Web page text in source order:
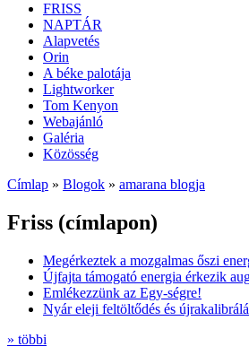
FRISS
NAPTÁR
Alapvetés
Orin
A béke palotája
Lightworker
Tom Kenyon
Webajánló
Galéria
Közösség
Címlap » Blogok » amarana blogja
Friss (címlapon)
Megérkeztek a mozgalmas őszi
Újfajta támogató energia érkezik
Emlékezzünk az Egy-ségre!
Nyár eleji feltöltődés és
» többi